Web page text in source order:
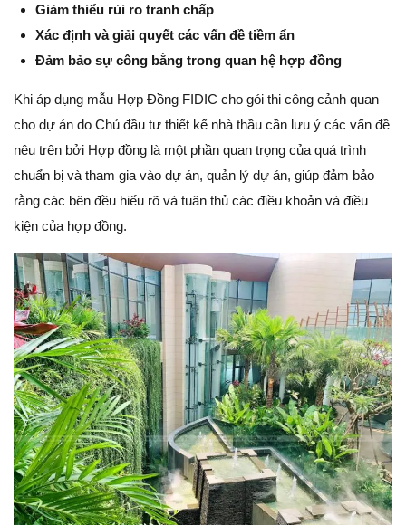
Giảm thiểu rủi ro tranh chấp
Xác định và giải quyết các vấn đề tiềm ẩn
Đảm bảo sự công bằng trong quan hệ hợp đồng
Khi áp dụng mẫu Hợp Đồng FIDIC cho gói thi công cảnh quan
cho dự án do Chủ đầu tư thiết kế nhà thầu cần lưu ý các vấn đề
nêu trên bởi Hợp đồng là một phần quan trọng của quá trình
chuẩn bị và tham gia vào dự án, quản lý dự án, giúp đảm bảo
rằng các bên đều hiểu rõ và tuân thủ các điều khoản và điều
kiện của hợp đồng.